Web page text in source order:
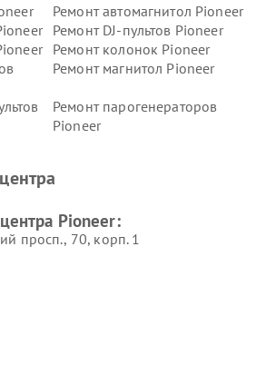
Ремонт автомагнитол Pioneer
Ремонт DJ-пультов Pioneer
Ремонт колонок Pioneer
Ремонт магнитол Pioneer
Ремонт парогенераторов
Pioneer
Pioneer:
просп., 70, корп. 1